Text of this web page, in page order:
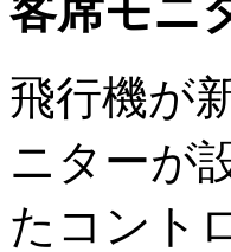
客席モニ
飛行機が
ニターが
たコント